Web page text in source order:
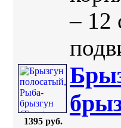
– 12
1395 руб.